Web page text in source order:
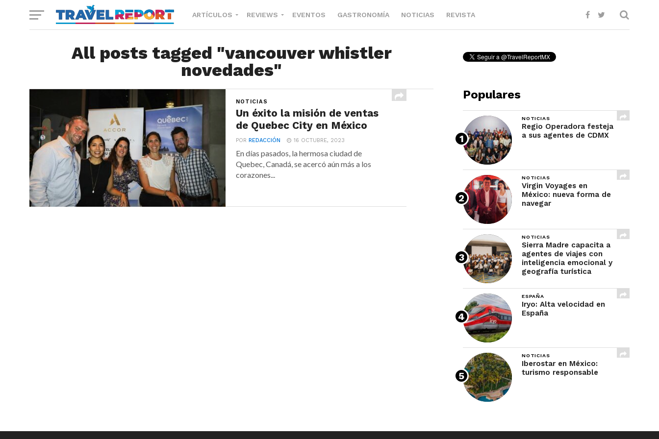
ARTÍCULOS REVIEWS EVENTOS GASTRONOMÍA NOTICIAS REVISTA
All posts tagged "vancouver whistler
novedades"
NOTICIAS
Un éxito la misión de ventas
de Quebec City en México
PORREDACCIÓN 16 OCTUBRE, 2023
En días pasados, la hermosa ciudad de
Quebec, Canadá, se acercó aún más a los
corazones...
Populares
NOTICIAS
Regio Operadora festeja
a sus agentes de CDMX
NOTICIAS
Virgin Voyages en
México: nueva forma de
navegar
NOTICIAS
Sierra Madre capacita a
agentes de viajes con
inteligencia emocional y
geografía turística
ESPAÑA
Iryo: Alta velocidad en
España
NOTICIAS
Iberostar en México:
turismo responsable